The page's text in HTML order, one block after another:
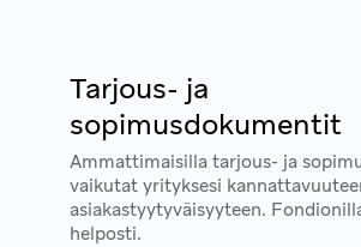
Tarjous- ja
sopimusdokumentit
Ammattimaisilla tarjous- ja
vaikutat yrityksesi
asiakastyytyväisyyteen.
helposti.